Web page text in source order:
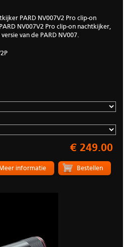
PARD NV007V2 Pro clip-on
NV007V2 Pro clip-on nachtkijker,
van de PARD NV007.
€ 249.00
Meer informatie